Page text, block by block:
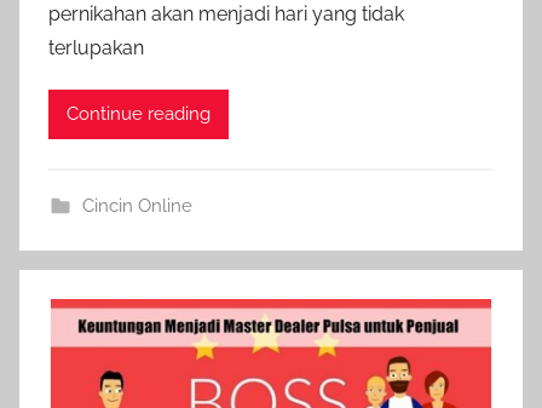
pernikahan akan menjadi hari yang tidak
terlupakan
Continue reading
Cincin Online